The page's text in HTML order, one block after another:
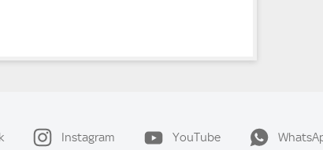
Instagram YouTube